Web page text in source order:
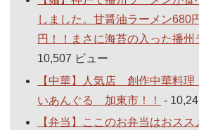
しました。甘醤油ラーメン680
円！！まさに海苔の入った播州
10,507 ビュー
【中華】人気店 創作中華料
いあんぐる 加東市！！
-
【弁当】ここのお弁当はおス